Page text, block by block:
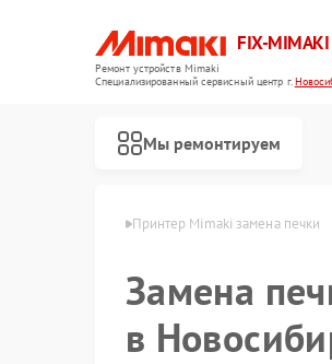
FIX-MIMAKI
Ремонт устройств Mimaki
Специализированный cервисный центр г.
Мы ремонтируем
Принтер Mimaki замена печки
Замена
в